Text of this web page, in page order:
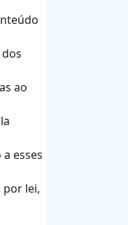
ao
esses
por lei,